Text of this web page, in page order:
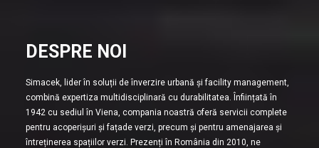
DESPRE NOI
Simacek, lider în soluții de înverzire urbană și facility management,
combină expertiza multidisciplinară cu durabilitatea. Înființată în
1942 cu sediul în Viena, compania noastră oferă servicii complete
pentru acoperișuri și fațade verzi, precum și pentru amenajarea și
întreținerea spațiilor verzi. Prezenți în România din 2010, ne